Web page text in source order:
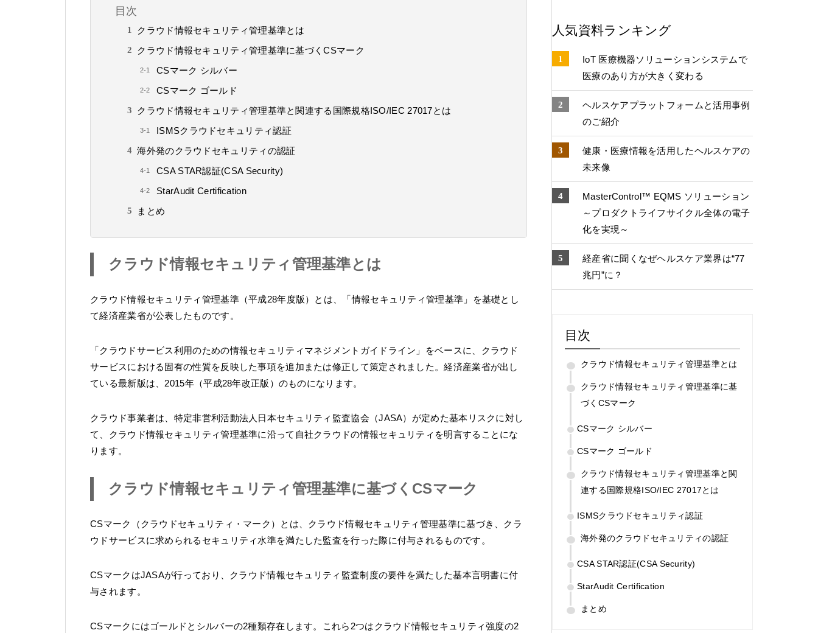
目次
クラウド情報セキュリティ管理基準とは
クラウド情報セキュリティ管理基準に基づくCSマーク
CSマーク シルバー
CSマーク ゴールド
クラウド情報セキュリティ管理基準と関連する国際規格ISO/IEC 27017とは
ISMSクラウドセキュリティ認証
海外発のクラウドセキュリティの認証
CSA STAR認証(CSA Security)
StarAudit Certification
まとめ
クラウド情報セキュリティ管理基準とは
クラウド情報セキュリティ管理基準（平成28年度版）とは、「情報セキュリティ管理基準」を基礎とし
て経済産業省が公表したものです。
「クラウドサービス利用のための情報セキュリティマネジメントガイドライン」をベースに、クラウド
サービスにおける固有の性質を反映した事項を追加または修正して策定されました。経済産業省が出し
ている最新版は、2015年（平成28年改正版）のものになります。
クラウド事業者は、特定非営利活動法人日本セキュリティ監査協会（JASA）が定めた基本リスクに対し
て、クラウド情報セキュリティ管理基準に沿って自社クラウドの情報セキュリティを明言することにな
ります。
クラウド情報セキュリティ管理基準に基づくCSマーク
CSマーク（クラウドセキュリティ・マーク）とは、クラウド情報セキュリティ管理基準に基づき、クラ
ウドサービスに求められるセキュリティ水準を満たした監査を行った際に付与されるものです。
CSマークはJASAが行っており、クラウド情報セキュリティ監査制度の要件を満たした基本言明書に付
与されます。
CSマークにはゴールドとシルバーの2種類存在します。これら2つはクラウド情報セキュリティ強度の2
人気資料ランキング
IoT 医療機器ソリューションシステムで
医療のあり方が大きく変わる
ヘルスケアプラットフォームと活用事例
のご紹介
健康・医療情報を活用したヘルスケアの
未来像
MasterControl™ EQMS ソリューション
～プロダクトライフサイクル全体の電子
化を実現～
経産省に聞くなぜヘルスケア業界は“77
兆円”に？
目次
クラウド情報セキュリティ管理基準とは
クラウド情報セキュリティ管理基準に基
づくCSマーク
CSマーク シルバー
CSマーク ゴールド
クラウド情報セキュリティ管理基準と関
連する国際規格ISO/IEC 27017とは
ISMSクラウドセキュリティ認証
海外発のクラウドセキュリティの認証
CSA STAR認証(CSA Security)
StarAudit Certification
まとめ